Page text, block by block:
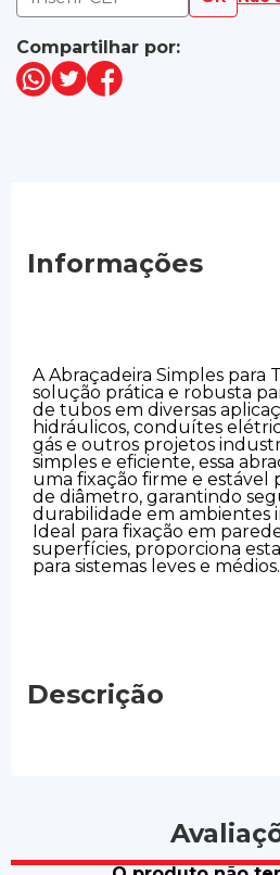
Compartilhar por:
Informações
A Abraçadeira Simples para
solução prática e robusta
de tubos em diversas
hidráulicos, conduítes
gás e outros projetos
simples e eficiente, essa
uma fixação firme e estável
de diâmetro, garantindo
durabilidade em ambientes
Ideal para fixação em
superfícies, proporciona
para sistemas leves e médios.
Descrição